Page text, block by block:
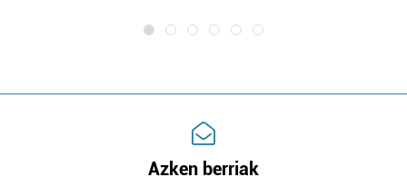
Azken berriak